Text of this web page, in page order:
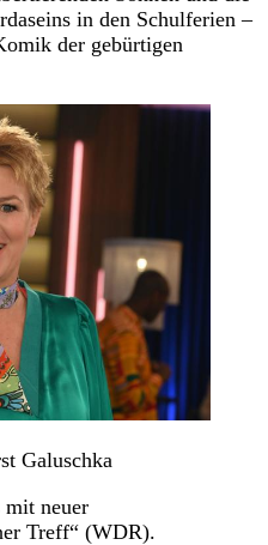
in den Schulferien –
der gebürtigen
Galuschka
neuer
Treff“ (WDR).